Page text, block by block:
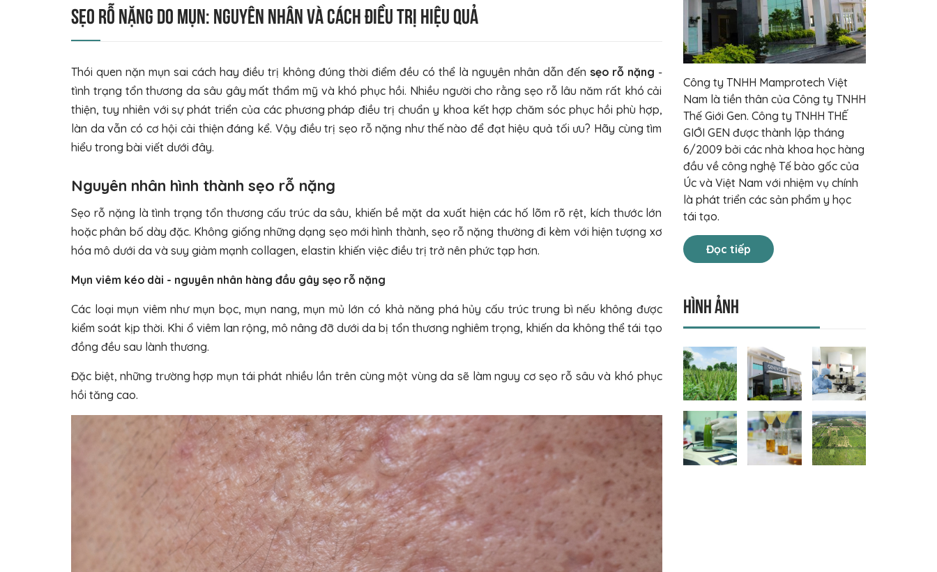
Sẹo rỗ nặng do mụn: Nguyên nhân và cách điều trị hiệu quả
Thói quen nặn mụn sai cách hay điều trị không đúng thời điểm đều có thể là nguyên nhân dẫn đến sẹo rỗ nặng -
tình trạng tổn thương da sâu gây mất thẩm mỹ và khó phục hồi. Nhiều người cho rằng sẹo rỗ lâu năm rất khó cải
thiện, tuy nhiên với sự phát triển của các phương pháp điều trị chuẩn y khoa kết hợp chăm sóc phục hồi phù hợp,
làn da vẫn có cơ hội cải thiện đáng kể. Vậy điều trị sẹo rỗ nặng như thế nào để đạt hiệu quả tối ưu? Hãy cùng tìm
hiểu trong bài viết dưới đây.
Nguyên nhân hình thành sẹo rỗ nặng
Sẹo rỗ nặng là tình trạng tổn thương cấu trúc da sâu, khiến bề mặt da xuất hiện các hố lõm rõ rệt, kích thước lớn
hoặc phân bố dày đặc. Không giống những dạng sẹo mới hình thành, sẹo rỗ nặng thường đi kèm với hiện tượng xơ
hóa mô dưới da và suy giảm mạnh collagen, elastin khiến việc điều trị trở nên phức tạp hơn.
Mụn viêm kéo dài - nguyên nhân hàng đầu gây sẹo rỗ nặng
Các loại mụn viêm như mụn bọc, mụn nang, mụn mủ lớn có khả năng phá hủy cấu trúc trung bì nếu không được
kiểm soát kịp thời. Khi ổ viêm lan rộng, mô nâng đỡ dưới da bị tổn thương nghiêm trọng, khiến da không thể tái tạo
đồng đều sau lành thương.
Đặc biệt, những trường hợp mụn tái phát nhiều lần trên cùng một vùng da sẽ làm nguy cơ sẹo rỗ sâu và khó phục
hồi tăng cao.
Công ty TNHH Mamprotech Việt
Nam là tiền thân của Công ty TNHH
Thế Giới Gen. Công ty TNHH THẾ
GIỚI GEN được thành lập tháng
6/2009 bởi các nhà khoa học hàng
đầu về công nghệ Tế bào gốc của
Úc và Việt Nam với nhiệm vụ chính
là phát triển các sản phẩm y học
tái tạo.
Đọc tiếp
Hình ảnh